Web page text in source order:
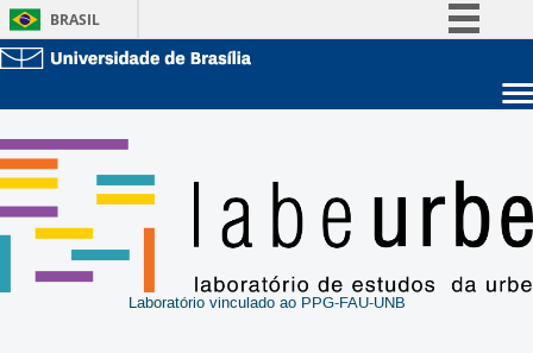
BRASIL
Legislação
Canais
Graduação
Pós-Graduação
Administração
Laboratório vinculado ao PPG-FAU-UNB